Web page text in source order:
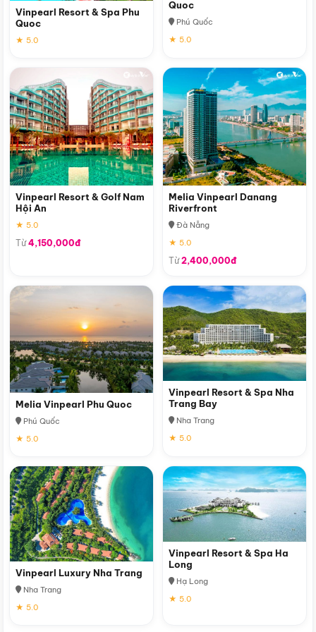
Vinpearl Resort & Spa Phu
Quoc
★ 5.0
Quoc
Phú Quốc
★ 5.0
Vinpearl Resort & Golf Nam
Hội An
★ 5.0
Từ4,150,000đ
Melia Vinpearl Danang
Riverfront
Đà Nẵng
★ 5.0
Từ2,400,000đ
Melia Vinpearl Phu Quoc
Phú Quốc
★ 5.0
Vinpearl Resort & Spa Nha
Trang Bay
Nha Trang
★ 5.0
Vinpearl Luxury Nha Trang
Nha Trang
★ 5.0
Vinpearl Resort & Spa Ha
Long
Hạ Long
★ 5.0